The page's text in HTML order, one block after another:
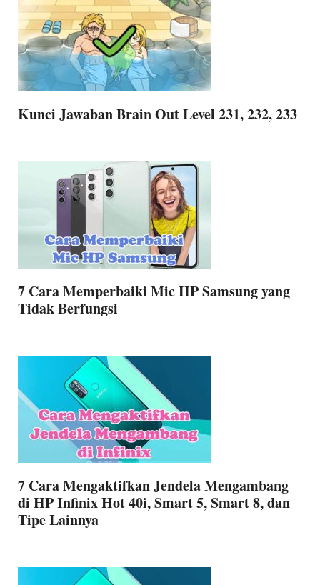
Kunci Jawaban Brain Out Level 231, 232, 233
7 Cara Memperbaiki Mic HP Samsung yang
Tidak Berfungsi
7 Cara Mengaktifkan Jendela Mengambang
di HP Infinix Hot 40i, Smart 5, Smart 8, dan
Tipe Lainnya